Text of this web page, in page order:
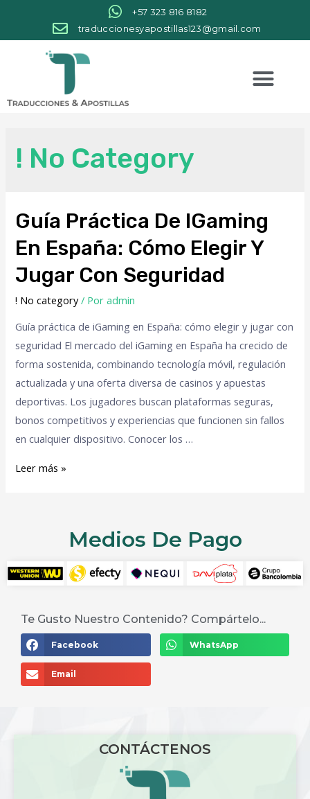
+57 323 816 8182
traduccionesyapostillas123@gmail.com
! No Category
Guía Práctica De IGaming
En España: Cómo Elegir Y
Jugar Con Seguridad
! No category/ Poradmin
Guía práctica de iGaming en España: cómo elegir y jugar con
seguridad El mercado del iGaming en España ha crecido de
forma sostenida, combinando tecnología móvil, regulación
actualizada y una oferta diversa de casinos y apuestas
deportivas. Los jugadores buscan plataformas seguras,
bonos competitivos y experiencias que funcionen sin fallos
en cualquier dispositivo. Conocer los …
Leer más »
Medios De Pago
Te Gusto Nuestro Contenido? Compártelo...
Facebook WhatsApp
Email
CONTÁCTENOS